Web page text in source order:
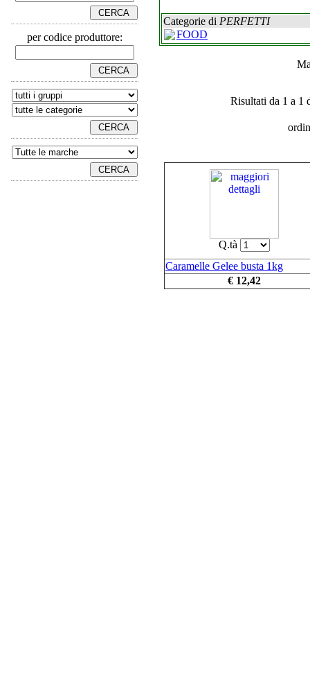
per codice produttore:
Categorie di PERFETTI
FOOD
Risultati da 1 a 1
Q.tà
Caramelle Gelee busta 1kg
€ 12,42